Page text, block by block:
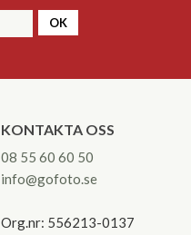
OK
KONTAKTA OSS
08 55 60 60 50
info@gofoto.se
Org.nr: 556213-0137